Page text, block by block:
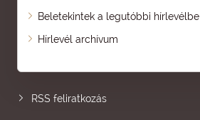
Beletekintek a legutóbbi hírlevélbe
Hírlevél archívum
Oldaltérkép
RSS feliratkozás